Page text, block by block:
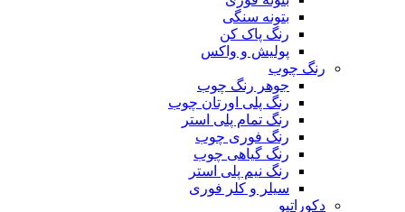
بتونه سنگی
رنگ پاک کن
پولیش و واکس
رنگ چوب
جوهر رنگ چوب
رنگ پلی اورتان چوب
رنگ تمام پلی استر
رنگ فوری چوب
رنگ گیاهی چوب
رنگ نیم پلی استر
سیلر و کلر فوری
دکوراتیو